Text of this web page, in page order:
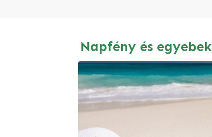
Napfény és egyebek